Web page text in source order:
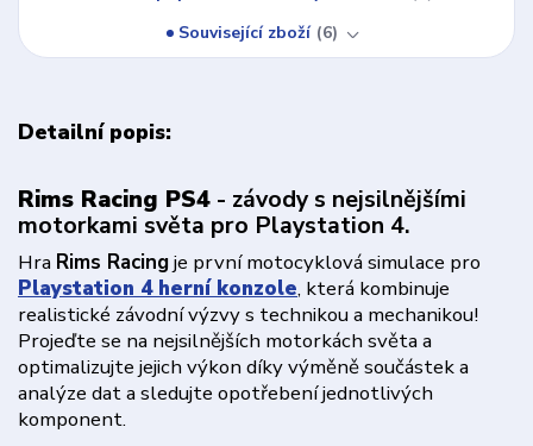
Související zboží 6
Detailní popis:
Rims Racing PS4 - závody s nejsilnějšími
motorkami světa pro Playstation 4.
Hra Rims Racingje první motocyklová simulace pro
Playstation 4 herní konzole, která kombinuje
realistické závodní výzvy s technikou a mechanikou!
Projeďte se na nejsilnějších motorkách světa a
optimalizujte jejich výkon díky výměně součástek a
analýze dat a sledujte opotřebení jednotlivých
komponent.